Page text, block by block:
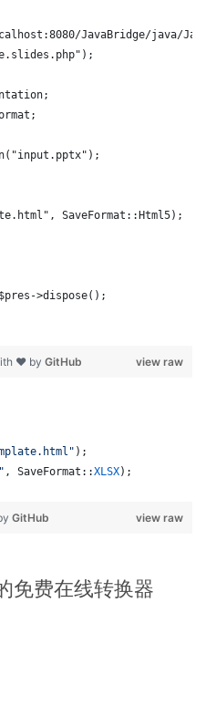
JavaBridge/java/
SaveFormat::Html5);
>dispose();
view raw
❤ by GitHub
" );
" , SaveFormat::XLSX);
view raw
GitHub
免费在线转换器